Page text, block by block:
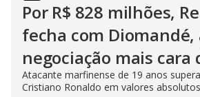
Por R$ 828 milhões,
fecha com Diomandé,
negociação mais cara
Atacante marfinense de 19 anos
Cristiano Ronaldo em valores